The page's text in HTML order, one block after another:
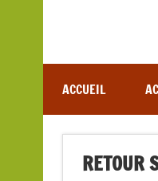
ACCUEIL
RETOUR